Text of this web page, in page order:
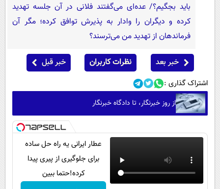
باید بجگیم؟/ عده‌ای می‌گفتند فلانی در آن جلسه تهدید
کرده و دیگران را وادار به پذیرش توافق کرده؛ مگر آن
فرماندهان از تهدید من می‌ترسند؟
خبر بعد نظرات کاربران خبر قبل
اشتراک گذاری :
از روز خبرنگار، تا دادگاه خبرنگار
عطار ایرانی یه راه حل ساده
برای جلوگیری از پیری پیدا
کرده!حتما ببین